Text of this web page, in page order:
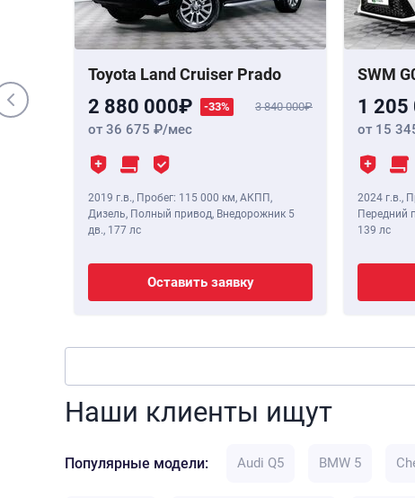
Toyota Land Cruiser Prado
2 880 000 -33% 3 840 000
от 36 675 /мес
2019 г.в., Пробег: 115 000 км, АКПП,
Дизель, Полный привод, Внедорожник 5
дв., 177 лс
Оставить заявку
SWM
1 205
от 15
2024 г.в.,
Передний
139 лс
Наши клиенты ищут
Популярные модели: Audi Q5 BMW 5